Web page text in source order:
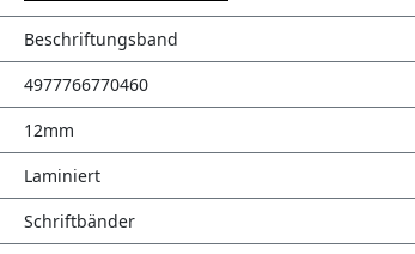
Beschriftungsband
4977766770460
12mm
Laminiert
Schriftbänder